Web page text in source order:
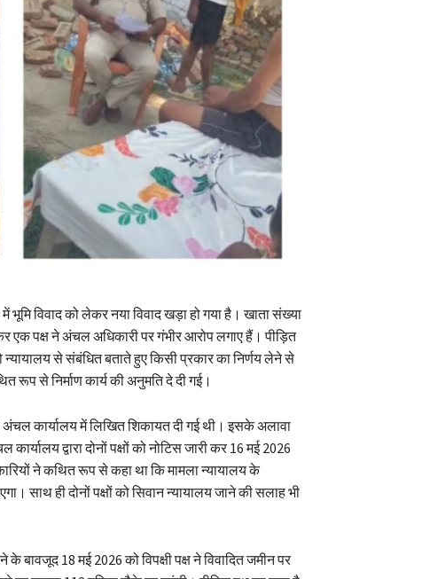
विवाद को लेकर नया विवाद खड़ा हो गया है। खाता संख्या
एक पक्ष ने अंचल अधिकारी पर गंभीर आरोप लगाए हैं। पीड़ित
से संबंधित बताते हुए किसी प्रकार का निर्णय लेने से
रूप से निर्माण कार्य की अनुमति दे दी गई।
कार्यालय में लिखित शिकायत दी गई थी। इसके अलावा
द्वारा दोनों पक्षों को नोटिस जारी कर 16 मई 2026
ने कथित रूप से कहा था कि मामला न्यायालय के
साथ ही दोनों पक्षों को सिवान न्यायालय जाने की सलाह भी
बावजूद 18 मई 2026 को विपक्षी पक्ष ने विवादित जमीन पर